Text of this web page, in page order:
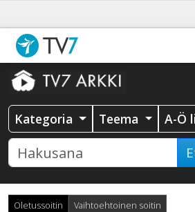
Kategoria Teema A-Ö
Oletussoitin Vaihtoehtoinen soitin